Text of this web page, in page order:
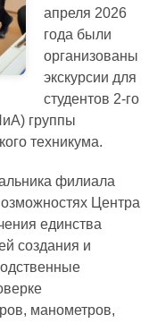
апреля 2026
года были
организованы
экскурсии для
студентов 2-го
группы
техникума.
филиала
Центра
единства
создания и
манометров,